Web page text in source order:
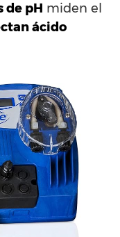
de pH miden el
ácido